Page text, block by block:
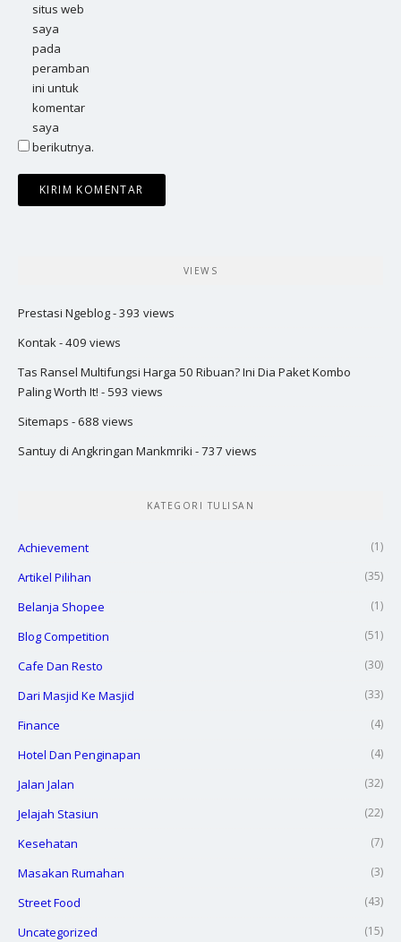
situs web
saya
pada
peramban
ini untuk
komentar
saya
berikutnya.
VIEWS
Prestasi Ngeblog- 393 views
Kontak- 409 views
Tas Ransel Multifungsi Harga 50 Ribuan? Ini Dia Paket Kombo
Paling Worth It! - 593 views
Sitemaps - 688 views
Santuy di Angkringan Mankmriki - 737 views
KATEGORI TULISAN
Achievement (1)
Artikel Pilihan (35)
Belanja Shopee (1)
Blog Competition (51)
Cafe Dan Resto (30)
Dari Masjid Ke Masjid (33)
Finance (4)
Hotel Dan Penginapan (4)
Jalan Jalan (32)
Jelajah Stasiun (22)
Kesehatan (7)
Masakan Rumahan (3)
Street Food (43)
Uncategorized (15)